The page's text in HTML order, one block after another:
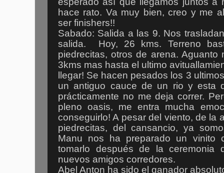
hace rato. Va muy bien, creo y me
ser finishers!!
Sabado: Salida a las 9. Nos
salida. Hoy, 26 kms. Terreno
piedrecitas, otros de arena.
3kms mas hasta el ultimo
llegar! Se hacen pesados los 3
un antiguo cauce de un rio y esta
prácticamente no me deja correr.
pleno oasis, me entra mucha
conseguirlo! A pesar del viento, de la
piedrecitas, del cansancio, ya
Manu nos ha preparado un vinito
tomarlo después de la ceremonia
nuevos amigos corredores.
Abel Anton ha sido el ganador